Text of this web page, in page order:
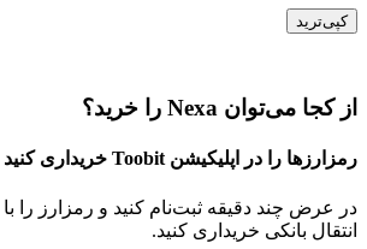
کپی‌ترید
از کجا می‌توان Nexa را خرید؟
رمزارزها را در اپلیکیشن Toobit خریداری کنید
در عرض چند دقیقه ثبت‌نام کنید و رمزارز را با
انتقال بانکی خریداری کنید.